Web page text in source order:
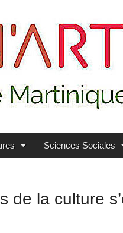
Sciences Sociales
la culture